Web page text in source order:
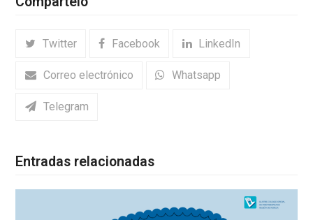
Twitter Facebook LinkedIn
Correo electrónico Whatsapp
Telegram
Entradas relacionadas